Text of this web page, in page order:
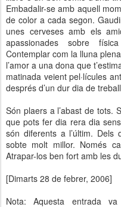
Embadalir-se amb aquell
de color a cada segon.
unes cerveses amb els
apassionades sobre
Contemplar com la lluna
l’amor a una dona que
matinada veient pel·lícules
després d’un dur dia de
Són plaers a l’abast de tots.
que pots fer dia rera dia
són diferents a l’últim.
sobte molt millor. Només
Atrapar-los ben fort amb les
[Dimarts 28 de febrer, 2006]
Nota: Aquesta entrada